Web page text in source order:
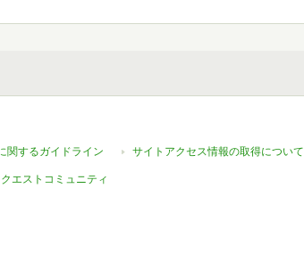
関するガイドライン サイトアクセス情報の取得について
クエストコミュニティ